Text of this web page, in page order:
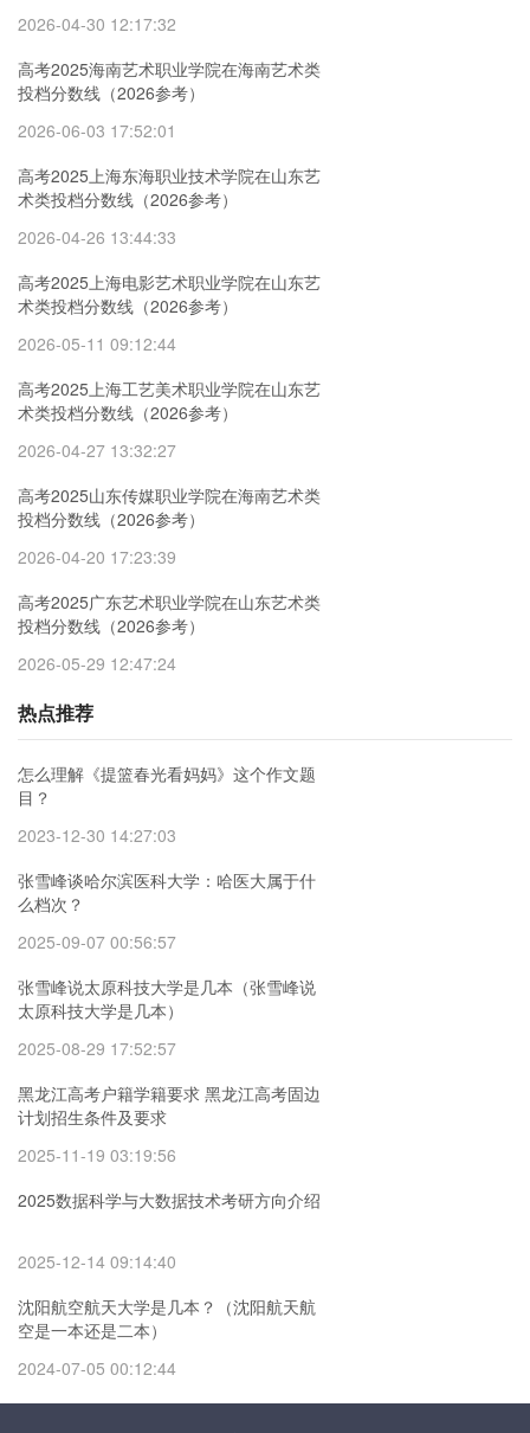
2026-04-30 12:17:32
高考2025海南艺术职业学院在海南艺术类
投档分数线（2026参考）
2026-06-03 17:52:01
高考2025上海东海职业技术学院在山东艺
术类投档分数线（2026参考）
2026-04-26 13:44:33
高考2025上海电影艺术职业学院在山东艺
术类投档分数线（2026参考）
2026-05-11 09:12:44
高考2025上海工艺美术职业学院在山东艺
术类投档分数线（2026参考）
2026-04-27 13:32:27
高考2025山东传媒职业学院在海南艺术类
投档分数线（2026参考）
2026-04-20 17:23:39
高考2025广东艺术职业学院在山东艺术类
投档分数线（2026参考）
2026-05-29 12:47:24
热点推荐
怎么理解《提篮春光看妈妈》这个作文题
目？
2023-12-30 14:27:03
张雪峰谈哈尔滨医科大学：哈医大属于什
么档次？
2025-09-07 00:56:57
张雪峰说太原科技大学是几本（张雪峰说
太原科技大学是几本）
2025-08-29 17:52:57
黑龙江高考户籍学籍要求 黑龙江高考固边
计划招生条件及要求
2025-11-19 03:19:56
2025数据科学与大数据技术考研方向介绍
2025-12-14 09:14:40
沈阳航空航天大学是几本？（沈阳航天航
空是一本还是二本）
2024-07-05 00:12:44